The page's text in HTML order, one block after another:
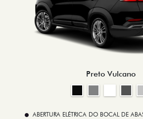
Preto Vulcano
ABERTURA ELÉTRICA DO BOCAL DE